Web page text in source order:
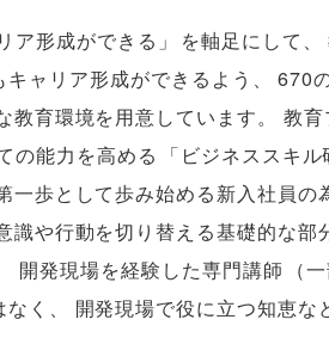
ア形成ができる 」 を軸足にして 、
ャリア形成ができるよう 、 670
教育環境を用意しています。 教
の能力を高める 「 ビジネススキル
一歩として歩み始める新入社員の
識や行動を切り替える基礎的な部
開発現場を経験した専門講師 （
く 、 開発現場で役に立つ知恵な